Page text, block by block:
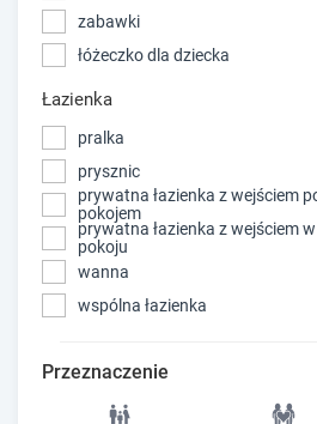
zabawki
łóżeczko dla dziecka
Łazienka
pralka
prysznic
prywatna łazienka z wejściem
pokojem
prywatna łazienka z wejściem w
pokoju
wanna
wspólna łazienka
Przeznaczenie